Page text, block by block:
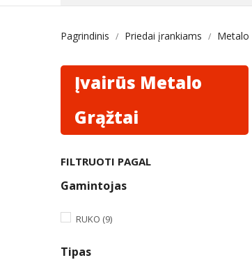
Pagrindinis Priedai įrankiams Metalo
Įvairūs Metalo
Grąžtai
FILTRUOTI PAGAL
Gamintojas
RUKO (9)
Tipas